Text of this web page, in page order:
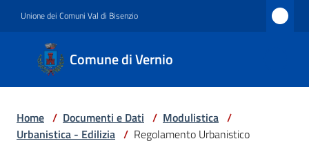
Unione dei Comuni Val di Bisenzio
Comune di Vernio
Comune
di
Vernio
Home / Documenti e Dati / Modulistica /
Urbanistica - Edilizia / Regolamento Urbanistico